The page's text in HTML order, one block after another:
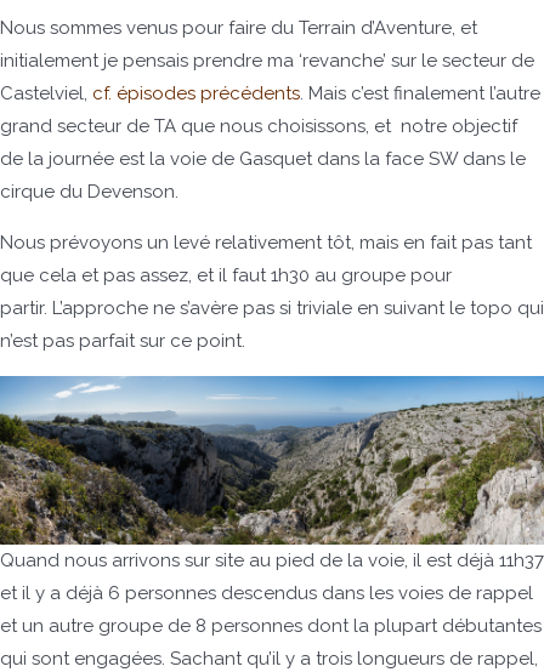
Nous sommes venus pour faire du Terrain d’Aventure, et
initialement je pensais prendre ma ‘revanche’ sur le secteur de
Castelviel, cf. épisodes précédents. Mais c’est finalement l’autre
grand secteur de TA que nous choisissons, et notre objectif
de la journée est la voie de Gasquet dans la face SW dans le
cirque du Devenson.
Nous prévoyons un levé relativement tôt, mais en fait pas tant
que cela et pas assez, et il faut 1h30 au groupe pour
partir. L’approche ne s’avère pas si triviale en suivant le topo qui
n’est pas parfait sur ce point.
Quand nous arrivons sur site au pied de la voie, il est déjà 11h37
et il y a déjà 6 personnes descendus dans les voies de rappel
et un autre groupe de 8 personnes dont la plupart débutantes
qui sont engagées. Sachant qu’il y a trois longueurs de rappel,